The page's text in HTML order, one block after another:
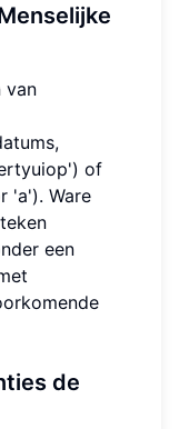
van
of
'a'). Ware
een
de